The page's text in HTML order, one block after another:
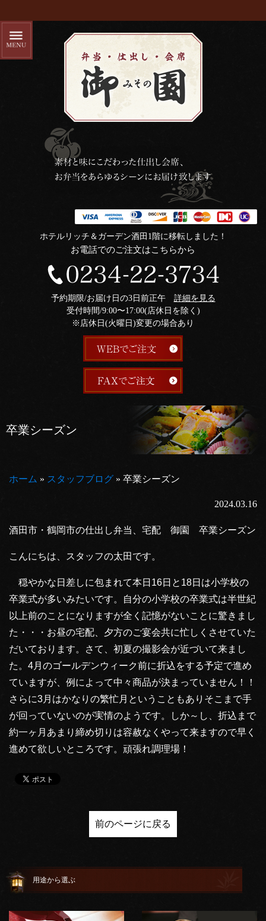
ホテルリッチ＆ガーデン酒田1階に移転しました！
お電話でのご注文はこちらから
予約期限/お届け日の3日前正午 詳細を見る
受付時間/9:00〜17:00(店休日を除く)
※店休日(火曜日)変更の場合あり
卒業シーズン
ホーム » スタッフブログ » 卒業シーズン
2024.03.16
酒田市・鶴岡市の仕出し弁当、宅配 御園 卒業シーズン
こんにちは、スタッフの太田です。
穏やかな日差しに包まれて本日16日と18日は小学校の
卒業式が多いみたいです。自分の小学校の卒業式は半世紀
以上前のことになりますが全く記憶がないことに驚きまし
た・・・お昼の宅配、夕方のご宴会共に忙しくさせていた
だいております。さて、初夏の撮影会が近づいて来まし
た。4月のゴールデンウィーク前に折込をする予定で進め
ていますが、例によって中々商品が決まっていません！！
さらに3月はかなりの繁忙月ということもありそこまで手
が回っていないのが実情のようです。しか～し、折込まで
約一ヶ月あまり締め切りは容赦なくやって来ますので早く
進めて欲しいところです。頑張れ調理場！
前のページに戻る
用途から選ぶ